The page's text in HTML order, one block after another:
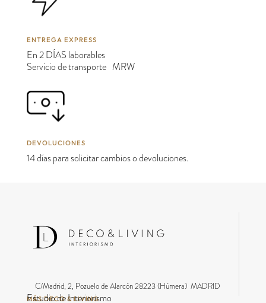
ENTREGA EXPRESS
En 2 DÍAS laborables
Servicio de transporte MRW
DEVOLUCIONES
14 días para solicitar cambios o devoluciones.
C/Madrid, 2, Pozuelo de Alarcón 28223 (Húmera) MADRID
MÁS DECO & LIVING
Estudio de Interiorismo